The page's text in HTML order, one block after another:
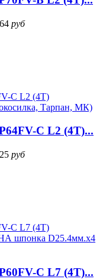
руб
С L2 (4Т)...
руб
C L7 (4Т)...